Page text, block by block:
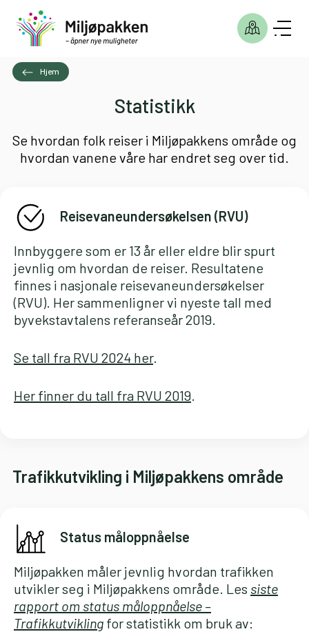
Hjem
Statistikk
Se hvordan folk reiser i Miljøpakkens område og
hvordan vanene våre har endret seg over tid.
Reisevaneundersøkelsen (RVU)
Innbyggere som er 13 år eller eldre blir spurt
jevnlig om hvordan de reiser. Resultatene
finnes i nasjonale reisevaneundersøkelser
(RVU). Her sammenligner vi nyeste tall med
byvekstavtalens referanseår 2019.
Se tall fra RVU 2024 her.
Her finner du tall fra RVU 2019.
Trafikkutvikling i Miljøpakkens område
Status måloppnåelse
Miljøpakken måler jevnlig hvordan trafikken
utvikler seg i Miljøpakkens område. Les siste
rapport om status måloppnåelse –
Trafikkutvikling for statistikk om bruk av: